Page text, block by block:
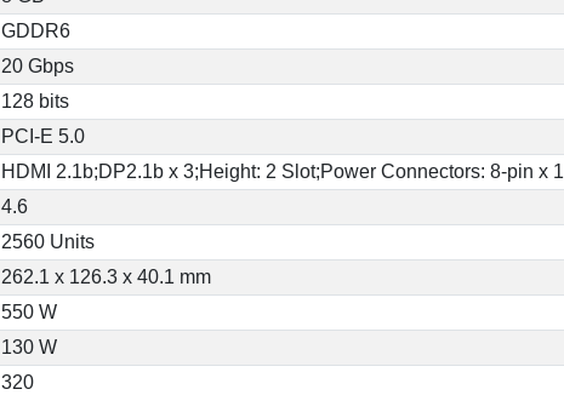
GDDR6
20 Gbps
128 bits
PCI-E 5.0
HDMI 2.1b;DP2.1b x 3;Height: 2 Slot;Power Connectors: 8-pin x 1
4.6
2560 Units
262.1 x 126.3 x 40.1 mm
550 W
130 W
320